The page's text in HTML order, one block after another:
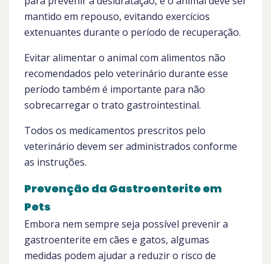
mantido em repouso, evitando exercícios
extenuantes durante o período de recuperação.
Evitar alimentar o animal com alimentos não
recomendados pelo veterinário durante esse
período também é importante para não
sobrecarregar o trato gastrointestinal.
Todos os medicamentos prescritos pelo
veterinário devem ser administrados conforme
as instruções.
Prevenção da Gastroenterite em
Pets
Embora nem sempre seja possível prevenir a
gastroenterite em cães e gatos, algumas
medidas podem ajudar a reduzir o risco de